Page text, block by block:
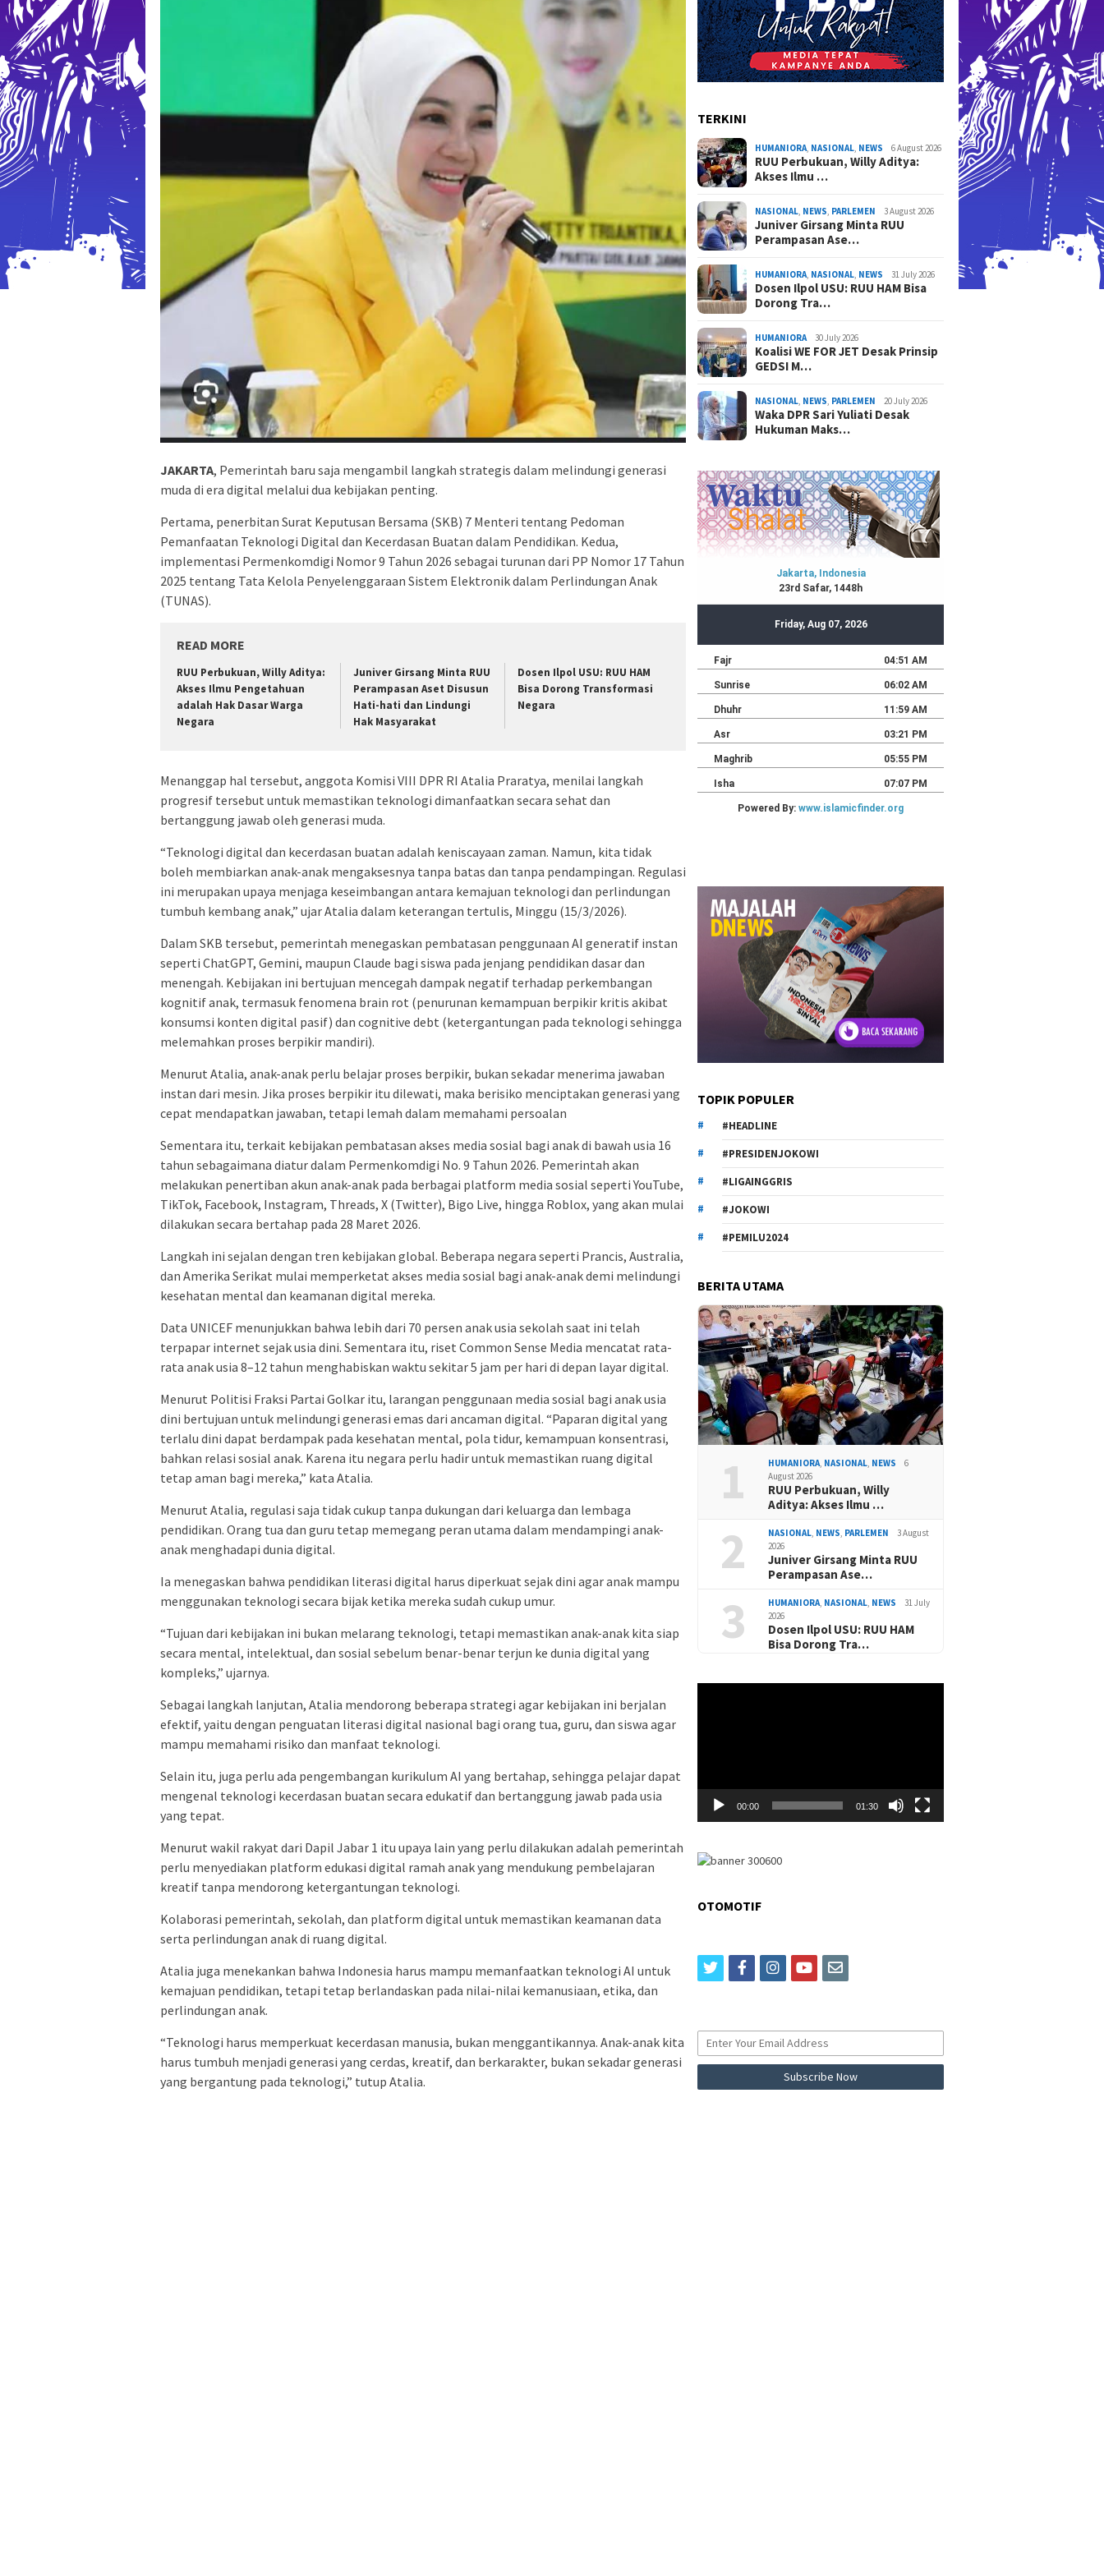
JAKARTA, Pemerintah baru saja mengambil langkah strategis dalam melindungi generasi
muda di era digital melalui dua kebijakan penting.
Pertama, penerbitan Surat Keputusan Bersama (SKB) 7 Menteri tentang Pedoman
Pemanfaatan Teknologi Digital dan Kecerdasan Buatan dalam Pendidikan. Kedua,
implementasi Permenkomdigi Nomor 9 Tahun 2026 sebagai turunan dari PP Nomor 17 Tahun
2025 tentang Tata Kelola Penyelenggaraan Sistem Elektronik dalam Perlindungan Anak
(TUNAS).
READ MORE
RUU Perbukuan, Willy Aditya:
Akses Ilmu Pengetahuan
adalah Hak Dasar Warga
Negara
Juniver Girsang Minta RUU
Perampasan Aset Disusun
Hati-hati dan Lindungi
Hak Masyarakat
Dosen Ilpol USU: RUU HAM
Bisa Dorong Transformasi
Negara
Menanggap hal tersebut, anggota Komisi VIII DPR RI Atalia Praratya, menilai langkah
progresif tersebut untuk memastikan teknologi dimanfaatkan secara sehat dan
bertanggung jawab oleh generasi muda.
“Teknologi digital dan kecerdasan buatan adalah keniscayaan zaman. Namun, kita tidak
boleh membiarkan anak-anak mengaksesnya tanpa batas dan tanpa pendampingan. Regulasi
ini merupakan upaya menjaga keseimbangan antara kemajuan teknologi dan perlindungan
tumbuh kembang anak,” ujar Atalia dalam keterangan tertulis, Minggu (15/3/2026).
Dalam SKB tersebut, pemerintah menegaskan pembatasan penggunaan AI generatif instan
seperti ChatGPT, Gemini, maupun Claude bagi siswa pada jenjang pendidikan dasar dan
menengah. Kebijakan ini bertujuan mencegah dampak negatif terhadap perkembangan
kognitif anak, termasuk fenomena brain rot (penurunan kemampuan berpikir kritis akibat
konsumsi konten digital pasif) dan cognitive debt (ketergantungan pada teknologi sehingga
melemahkan proses berpikir mandiri).
Menurut Atalia, anak-anak perlu belajar proses berpikir, bukan sekadar menerima jawaban
instan dari mesin. Jika proses berpikir itu dilewati, maka berisiko menciptakan generasi yang
cepat mendapatkan jawaban, tetapi lemah dalam memahami persoalan
Sementara itu, terkait kebijakan pembatasan akses media sosial bagi anak di bawah usia 16
tahun sebagaimana diatur dalam Permenkomdigi No. 9 Tahun 2026. Pemerintah akan
melakukan penertiban akun anak-anak pada berbagai platform media sosial seperti YouTube,
TikTok, Facebook, Instagram, Threads, X (Twitter), Bigo Live, hingga Roblox, yang akan mulai
dilakukan secara bertahap pada 28 Maret 2026.
Langkah ini sejalan dengan tren kebijakan global. Beberapa negara seperti Prancis, Australia,
dan Amerika Serikat mulai memperketat akses media sosial bagi anak-anak demi melindungi
kesehatan mental dan keamanan digital mereka.
Data UNICEF menunjukkan bahwa lebih dari 70 persen anak usia sekolah saat ini telah
terpapar internet sejak usia dini. Sementara itu, riset Common Sense Media mencatat rata-
rata anak usia 8–12 tahun menghabiskan waktu sekitar 5 jam per hari di depan layar digital.
Menurut Politisi Fraksi Partai Golkar itu, larangan penggunaan media sosial bagi anak usia
dini bertujuan untuk melindungi generasi emas dari ancaman digital. “Paparan digital yang
terlalu dini dapat berdampak pada kesehatan mental, pola tidur, kemampuan konsentrasi,
bahkan relasi sosial anak. Karena itu negara perlu hadir untuk memastikan ruang digital
tetap aman bagi mereka,” kata Atalia.
Menurut Atalia, regulasi saja tidak cukup tanpa dukungan dari keluarga dan lembaga
pendidikan. Orang tua dan guru tetap memegang peran utama dalam mendampingi anak-
anak menghadapi dunia digital.
Ia menegaskan bahwa pendidikan literasi digital harus diperkuat sejak dini agar anak mampu
menggunakan teknologi secara bijak ketika mereka sudah cukup umur.
“Tujuan dari kebijakan ini bukan melarang teknologi, tetapi memastikan anak-anak kita siap
secara mental, intelektual, dan sosial sebelum benar-benar terjun ke dunia digital yang
kompleks,” ujarnya.
Sebagai langkah lanjutan, Atalia mendorong beberapa strategi agar kebijakan ini berjalan
efektif, yaitu dengan penguatan literasi digital nasional bagi orang tua, guru, dan siswa agar
mampu memahami risiko dan manfaat teknologi.
Selain itu, juga perlu ada pengembangan kurikulum AI yang bertahap, sehingga pelajar dapat
mengenal teknologi kecerdasan buatan secara edukatif dan bertanggung jawab pada usia
yang tepat.
Menurut wakil rakyat dari Dapil Jabar 1 itu upaya lain yang perlu dilakukan adalah pemerintah
perlu menyediakan platform edukasi digital ramah anak yang mendukung pembelajaran
kreatif tanpa mendorong ketergantungan teknologi.
Kolaborasi pemerintah, sekolah, dan platform digital untuk memastikan keamanan data
serta perlindungan anak di ruang digital.
Atalia juga menekankan bahwa Indonesia harus mampu memanfaatkan teknologi AI untuk
kemajuan pendidikan, tetapi tetap berlandaskan pada nilai-nilai kemanusiaan, etika, dan
perlindungan anak.
“Teknologi harus memperkuat kecerdasan manusia, bukan menggantikannya. Anak-anak kita
harus tumbuh menjadi generasi yang cerdas, kreatif, dan berkarakter, bukan sekadar generasi
yang bergantung pada teknologi,” tutup Atalia.
TERKINI
HUMANIORA NASIONAL NEWS 6 August 2026
RUU Perbukuan, Willy Aditya:
Akses Ilmu …
NASIONAL NEWS PARLEMEN 3 August 2026
Juniver Girsang Minta RUU
Perampasan Ase…
HUMANIORA NASIONAL NEWS 31 July 2026
Dosen Ilpol USU: RUU HAM Bisa
Dorong Tra…
HUMANIORA 30 July 2026
Koalisi WE FOR JET Desak Prinsip
GEDSI M…
NASIONAL NEWS PARLEMEN 20 July 2026
Waka DPR Sari Yuliati Desak
Hukuman Maks…
TOPIK POPULER
#HEADLINE
#PRESIDENJOKOWI
#LIGAINGGRIS
#JOKOWI
#PEMILU2024
BERITA UTAMA
1 HUMANIORA, NASIONAL, NEWS
6
August 2026
RUU Perbukuan, Willy
Aditya: Akses Ilmu …
2 NASIONAL, NEWS, PARLEMEN
3 August
2026
Juniver Girsang Minta RUU
Perampasan Ase…
3 HUMANIORA, NASIONAL, NEWS
31 July
2026
Dosen Ilpol USU: RUU HAM
Bisa Dorong Tra…
00:00 01:30
OTOMOTIF
twitterfacebookinstagram
youtubeemail